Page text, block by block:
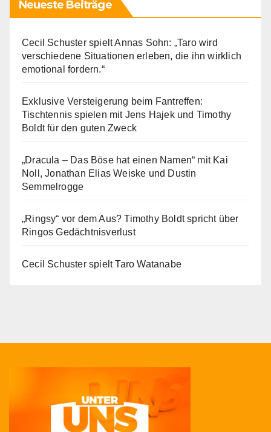
Neueste Beiträge
Cecil Schuster spielt Annas Sohn: „Taro wird
verschiedene Situationen erleben, die ihn wirklich
emotional fordern.“
Exklusive Versteigerung beim Fantreffen:
Tischtennis spielen mit Jens Hajek und Timothy
Boldt für den guten Zweck
„Dracula – Das Böse hat einen Namen“ mit Kai
Noll, Jonathan Elias Weiske und Dustin
Semmelrogge
„Ringsy“ vor dem Aus? Timothy Boldt spricht über
Ringos Gedächtnisverlust
Cecil Schuster spielt Taro Watanabe